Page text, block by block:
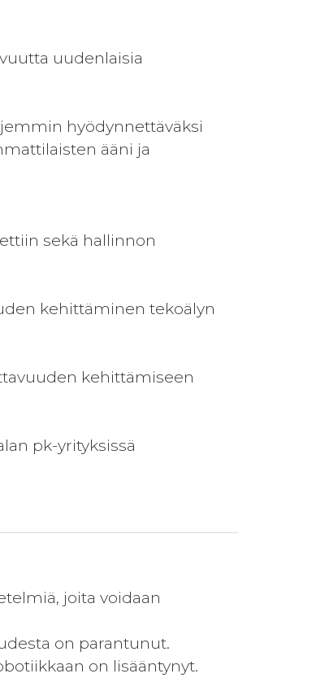
uudenlaisia
hyödynnettäväksi
ääni ja
sekä hallinnon
kehittäminen tekoälyn
kehittämiseen
pk-yrityksissä
joita voidaan
on parantunut.
on lisääntynyt.